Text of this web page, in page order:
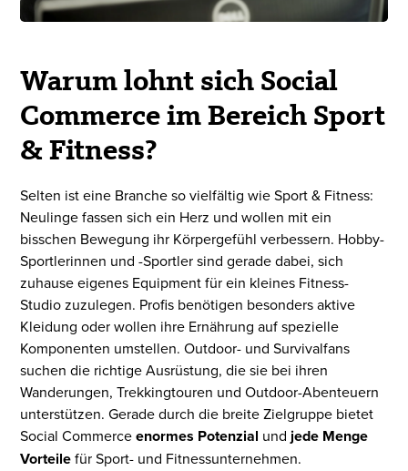
Warum lohnt sich Social
Commerce im Bereich Sport
& Fitness?
Selten ist eine Branche so vielfältig wie Sport & Fitness:
Neulinge fassen sich ein Herz und wollen mit ein
bisschen Bewegung ihr Körpergefühl verbessern. Hobby-
Sportlerinnen und -Sportler sind gerade dabei, sich
zuhause eigenes Equipment für ein kleines Fitness-
Studio zuzulegen. Profis benötigen besonders aktive
Kleidung oder wollen ihre Ernährung auf spezielle
Komponenten umstellen. Outdoor- und Survivalfans
suchen die richtige Ausrüstung, die sie bei ihren
Wanderungen, Trekkingtouren und Outdoor-Abenteuern
unterstützen. Gerade durch die breite Zielgruppe bietet
Social Commerceenormes Potenzial undjede Menge
Vorteilefür Sport- und Fitnessunternehmen.